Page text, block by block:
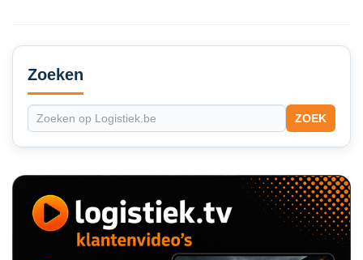
Secondary
Sidebar
Zoeken
ZOEK